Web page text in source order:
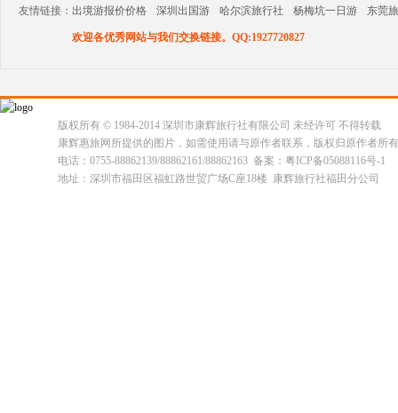
友情链接： 出境游报价价格 深圳出国游 哈尔滨旅行社 杨梅坑一日游 东莞
欢迎各优秀网站与我们交换链接。QQ:1927720827
版权所有 © 1984-2014 深圳市康辉旅行社有限公司 未经许可 不得转载
康辉惠旅网所提供的图片，如需使用请与原作者联系，版权归原作者所
电话：0755-88862139/88862161/88862163 备案：粤ICP备05088116号-1
地址：深圳市福田区福虹路世贸广场C座18楼 康辉旅行社福田分公司